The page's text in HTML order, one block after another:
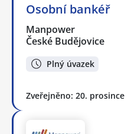
Osobní bankéř
Manpower
České Budějovice
Plný úvazek
Zveřejněno: 20. prosince